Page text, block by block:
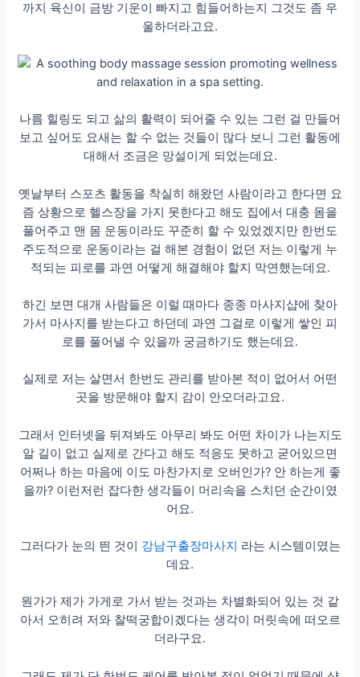
까지 육신이 금방 기운이 빠지고 힘들어하는지 그것도 좀 우
울하더라고요.
나름 힐링도 되고 삶의 활력이 되어줄 수 있는 그런 걸 만들어
보고 싶어도 요새는 할 수 없는 것들이 많다 보니 그런 활동에
대해서 조금은 망설이게 되었는데요.
옛날부터 스포츠 활동을 착실히 해왔던 사람이라고 한다면 요
즘 상황으로 헬스장을 가지 못한다고 해도 집에서 대충 몸을
풀어주고 맨 몸 운동이라도 꾸준히 할 수 있었겠지만 한번도
주도적으로 운동이라는 걸 해본 경험이 없던 저는 이렇게 누
적되는 피로를 과연 어떻게 해결해야 할지 막연했는데요.
하긴 보면 대개 사람들은 이럴 때마다 종종 마사지샵에 찾아
가서 마사지를 받는다고 하던데 과연 그걸로 이렇게 쌓인 피
로를 풀어낼 수 있을까 궁금하기도 했는데요.
실제로 저는 살면서 한번도 관리를 받아본 적이 없어서 어떤
곳을 방문해야 할지 감이 안오더라고요.
그래서 인터넷을 뒤져봐도 아무리 봐도 어떤 차이가 나는지도
알 길이 없고 실제로 간다고 해도 적응도 못하고 굳어있으면
어쩌나 하는 마음에 이도 마찬가지로 오버인가? 안 하는게 좋
을까? 이런저런 잡다한 생각들이 머리속을 스치던 순간이였
어요.
그러다가 눈의 띈 것이 강남구출장마사지 라는 시스템이였는
데요.
뭔가가 제가 가게로 가서 받는 것과는 차별화되어 있는 것 같
아서 오히려 저와 찰떡궁합이겠다는 생각이 머릿속에 떠오르
더라구요.